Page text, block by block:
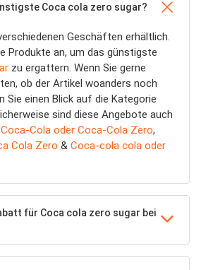
Coca cola zero sugar?
Geschäften erhältlich.
Produkte an, um das günstigste
zu ergattern. Wenn Sie gerne
ob der Artikel woanders noch
Sie einen Blick auf die Kategorie
sind diese Angebote auch
Coca-Cola oder Coca-Cola Zero,
Cola Zero & Coca-cola cola oder
für Coca cola zero sugar bei